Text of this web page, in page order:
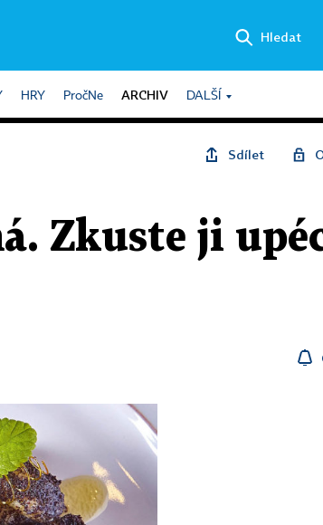
Hledat
HRY PročNe ARCHIV DALŠÍ
Sdílet
Zkuste ji